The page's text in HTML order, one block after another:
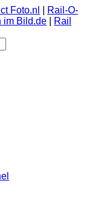
Foto.nl
Rail-O-
im Bild.de
Rail